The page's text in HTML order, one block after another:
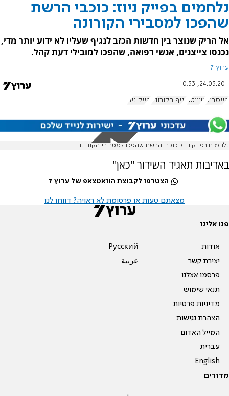
נלחמים בפייק ניוז: כוכבי הרשת
שהפכו למסבירי הקורונה
אל הריק שנוצר בין חדשות הכזב לנגיף שעליו לא ידוע יותר מדי,
נכנסו צייצנים, אנשי רפואה, שהפכו למובילי דעת קהל.
ערוץ 7
24.03.20, 10:33
פייסבוק טוויטר נגיף הקורונה פייק ניוז
נלחמים בפייק ניוז: כוכבי הרשת שהפכו למסבירי הקורונה
באדיבות תאגיד השידור ''כאן''
הצטרפו לקבוצת הוואטצאפ של ערוץ 7
מצאתם טעות או פרסומת לא ראויה? דווחו לנו
פנו אלינו
אודות
יצירת קשר
פרסמו אצלנו
תנאי שימוש
מדיניות פרטיות
הצהרת נגישות
המייל האדום
עברית
English
Pусский
عربية
מדורים